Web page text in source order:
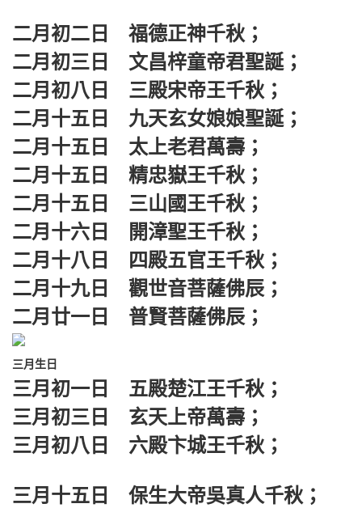
二月初二日 福德正神千秋；
二月初三日 文昌梓童帝君聖誕；
二月初八日 三殿宋帝王千秋；
二月十五日 九天玄女娘娘聖誕；
二月十五日 太上老君萬壽；
二月十五日 精忠嶽王千秋；
二月十五日 三山國王千秋；
二月十六日 開漳聖王千秋；
二月十八日 四殿五官王千秋；
二月十九日 觀世音菩薩佛辰；
二月廿一日 普賢菩薩佛辰；
三月生日
三月初一日 五殿楚江王千秋；
三月初三日 玄天上帝萬壽；
三月初八日 六殿卞城王千秋；
三月十五日 保生大帝吳真人千秋；